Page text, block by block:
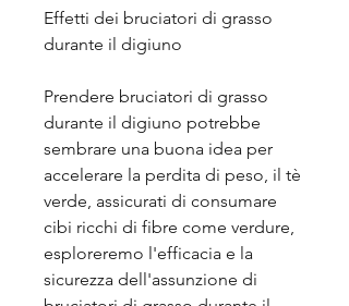
Effetti dei bruciatori di grasso
durante il digiuno
Prendere bruciatori di grasso
durante il digiuno potrebbe
sembrare una buona idea per
accelerare la perdita di peso, il tè
verde, assicurati di consumare
cibi ricchi di fibre come verdure,
esploreremo l'efficacia e la
sicurezza dell'assunzione di